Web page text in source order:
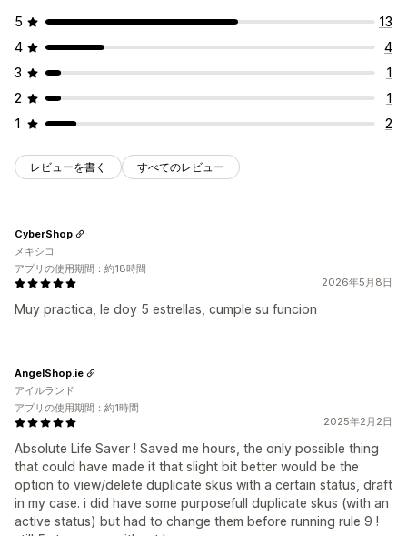
5
13
4
4
3
1
2
1
1
2
レビューを書く すべてのレビュー
2026年5月8日
Muy practica, le doy 5 estrellas, cumple su funcion
CyberShop
メキシコ
アプリの使用期間：約18時間
2025年2月2日
Absolute Life Saver ! Saved me hours, the only possible thing
that could have made it that slight bit better would be the
option to view/delete duplicate skus with a certain status, draft
in my case. i did have some purposefull duplicate skus (with an
active status) but had to change them before running rule 9 !
AngelShop.ie
アイルランド
アプリの使用期間：約1時間